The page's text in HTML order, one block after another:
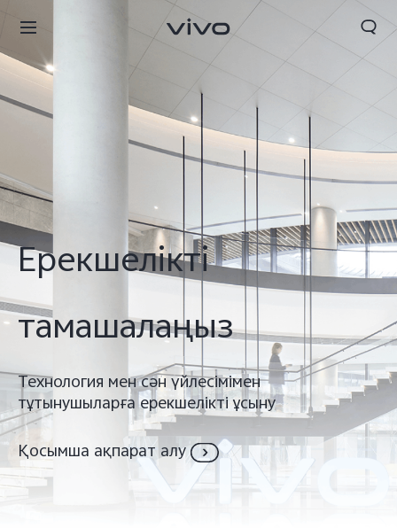
Казахстан(kk) | Елді/аймақты таңдаңыз
Ерекшелікті
тамашалаңыз
Технология мен сән үйлесімімен
тұтынушыларға ерекшелікті ұсыну
Қосымша ақпарат алу